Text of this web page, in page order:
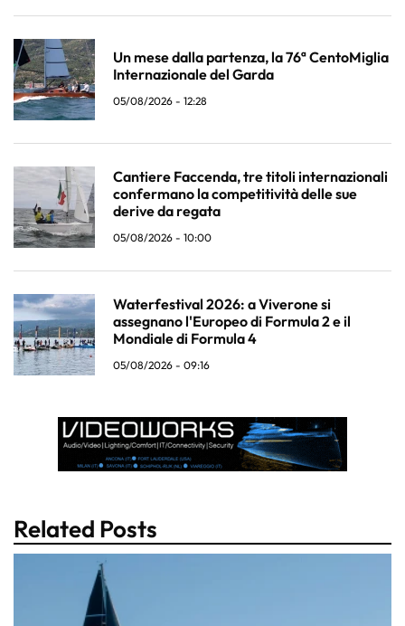
Un mese dalla partenza, la 76ª CentoMiglia
Internazionale del Garda
05/08/2026 - 12:28
Cantiere Faccenda, tre titoli internazionali
confermano la competitività delle sue
derive da regata
05/08/2026 - 10:00
Waterfestival 2026: a Viverone si
assegnano l'Europeo di Formula 2 e il
Mondiale di Formula 4
05/08/2026 - 09:16
Related Posts